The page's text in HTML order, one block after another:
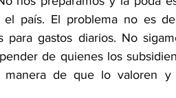
país. El problema no es
gastos diarios. No
de quienes los
de que lo valoren y